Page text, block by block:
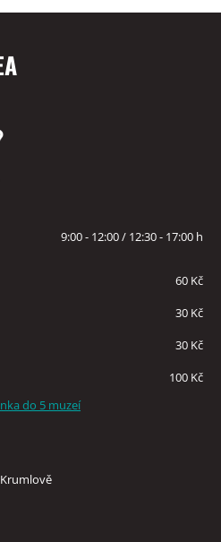
9:00 - 12:00 / 12:30 - 17:00 h
60 Kč
30 Kč
30 Kč
100 Kč
do 5 muzeí